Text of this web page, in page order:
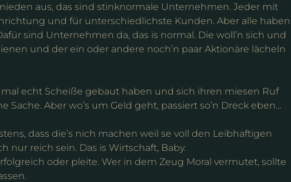
aus, das sind stinknormale Unternehmen. Jeder mit
und für unterschiedlichste Kunden. Aber alle haben
sind Unternehmen da, das is normal. Die woll’n sich und
und der ein oder andere noch’n paar Aktionäre lächeln
echt Scheiße gebaut haben und sich ihren miesen Ruf
Aber wo’s um Geld geht, passiert so’n Dreck eben…
dass die’s nich machen weil se voll den Leibhaftigen
nur reich sein. Das is Wirtschaft, Baby.
oder pleite. Wer in dem Zeug Moral vermutet, sollte